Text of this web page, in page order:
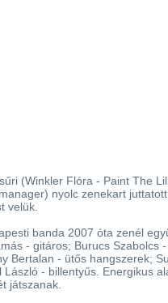
(Winkler Flóra - Paint The
nyolc zenekart
velük.
banda 2007 óta zenél
- gitáros; Burucs Szabolcs
Bertalan - ütős hangszerek;
- billentyűs. Energikus
játszanak.